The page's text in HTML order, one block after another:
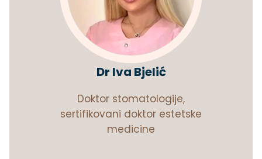
Dr Iva Bjelić
Doktor stomatologije,
sertifikovani doktor estetske
medicine